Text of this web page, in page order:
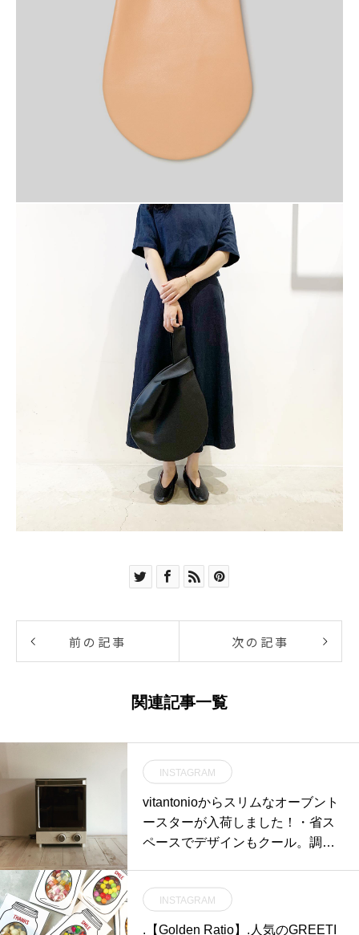
前の記事 次の記事
関連記事一覧
INSTAGRAM
vitantonioからスリムなオーブント
ースターが入荷しました！・省ス
ペースでデザインもクール。調理
880＋税と価格もお手頃。新しい
生活を始められる方への贈り物と
INSTAGRAM
.【Golden Ratio】.人気のGREETI